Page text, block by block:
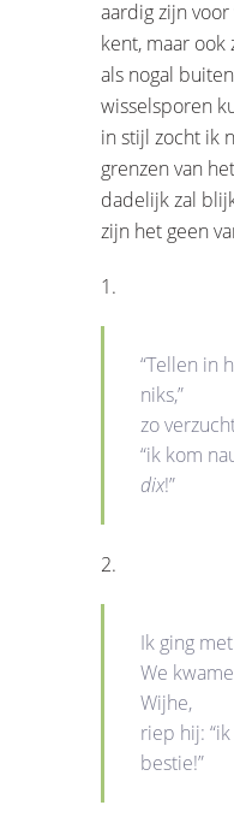
aardig zijn
kent, maar
als nogal
wisselsporen
in stijl zocht ik
grenzen van
dadelijk zal
zijn het geen
1.
“Tellen in
niks,”
zo
“ik kom
dix!”
2.
Ik ging
We
Wijhe,
riep hij:
bestie!”